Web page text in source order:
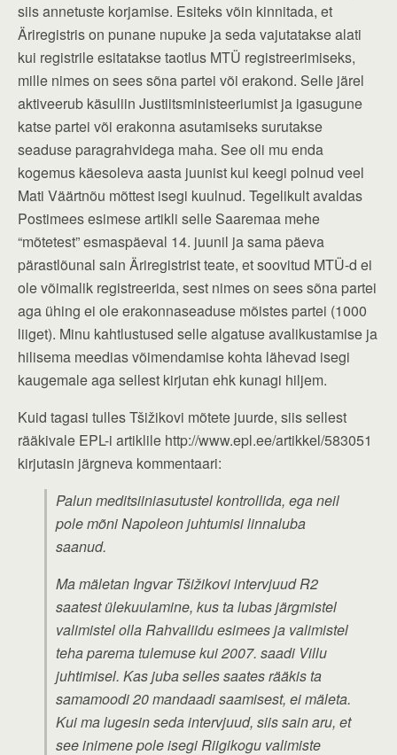
siis annetuste korjamise. Esiteks võin kinnitada, et
Äriregistris on punane nupuke ja seda vajutatakse alati
kui registrile esitatakse taotlus MTÜ registreerimiseks,
mille nimes on sees sõna partei või erakond. Selle järel
aktiveerub käsuliin Justiitsministeeriumist ja igasugune
katse partei või erakonna asutamiseks surutakse
seaduse paragrahvidega maha. See oli mu enda
kogemus käesoleva aasta juunist kui keegi polnud veel
Mati Väärtnõu mõttest isegi kuulnud. Tegelikult avaldas
Postimees esimese artikli selle Saaremaa mehe
“mõtetest” esmaspäeval 14. juunil ja sama päeva
pärastlõunal sain Äriregistrist teate, et soovitud MTÜ-d ei
ole võimalik registreerida, sest nimes on sees sõna partei
aga ühing ei ole erakonnaseaduse mõistes partei (1000
liiget). Minu kahtlustused selle algatuse avalikustamise ja
hilisema meedias võimendamise kohta lähevad isegi
kaugemale aga sellest kirjutan ehk kunagi hiljem.
Kuid tagasi tulles Tšižikovi mõtete juurde, siis sellest
rääkivale EPL-i artiklile http://www.epl.ee/artikkel/583051
kirjutasin järgneva kommentaari:
Palun meditsiiniasutustel kontrollida, ega neil
pole mõni Napoleon juhtumisi linnaluba
saanud.
Ma mäletan Ingvar Tšižikovi intervjuud R2
saatest ülekuulamine, kus ta lubas järgmistel
valimistel olla Rahvaliidu esimees ja valimistel
teha parema tulemuse kui 2007. saadi Villu
juhtimisel. Kas juba selles saates rääkis ta
samamoodi 20 mandaadi saamisest, ei mäleta.
Kui ma lugesin seda intervjuud, siis sain aru, et
see inimene pole isegi Riigikogu valimiste